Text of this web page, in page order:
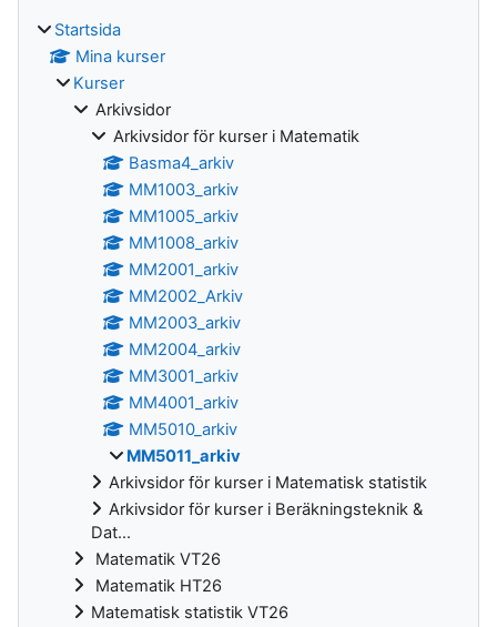
Startsida
Mina kurser
Kurser
Arkivsidor
Arkivsidor för kurser i Matematik
Basma4_arkiv
MM1003_arkiv
MM1005_arkiv
MM1008_arkiv
MM2001_arkiv
MM2002_Arkiv
MM2003_arkiv
MM2004_arkiv
MM3001_arkiv
MM4001_arkiv
MM5010_arkiv
MM5011_arkiv
Arkivsidor för kurser i Matematisk statistik
Arkivsidor för kurser i Beräkningsteknik &
Dat...
Matematik VT26
Matematik HT26
Matematisk statistik VT26